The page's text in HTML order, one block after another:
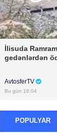
İlisuda
gedənlərdən
AvtosferTV
Bu gün 18:04
POPULYAR